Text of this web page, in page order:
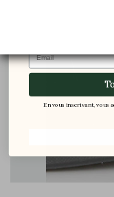
En vous inscrivant, vous